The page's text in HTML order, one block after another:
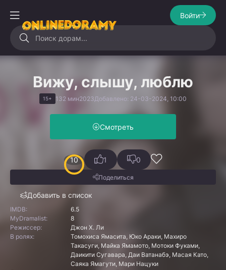
Войти
Вижу, слышу, люблю
15+ 132 мин2023Добавлено: 24-03-2024, 10:00
Смотреть
10
Добавить в список
1 0
Поделиться
IMDB:
6.5
MyDramalist:
8
Режиссер:
Джон Х. Ли
В ролях:
Томохиса Ямасита, Юко Араки, Махиро
Такасуги, Майка Ямамото, Мотоки Фуками,
Даикити Сугавара, Даи Ватанабэ, Масая Като,
Саяка Ямагути, Мари Нацуки